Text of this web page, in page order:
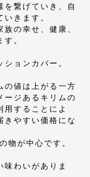
を繋げていき、自
きます。
の幸せ、健康、
。
ョンカバー。
の値は上がる一方
ージあるキリムの
することによ
きやすい価格にな
物が中心です。
わいがありま